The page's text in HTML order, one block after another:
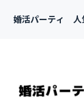
婚活パーティ 人